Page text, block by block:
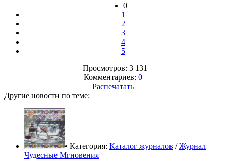
0
1
2
3
4
5
Просмотров: 3 131
Комментариев: 0
Распечатать
Другие новости по теме:
• Категория: Каталог журналов /Журнал
Чудесные Мгновения